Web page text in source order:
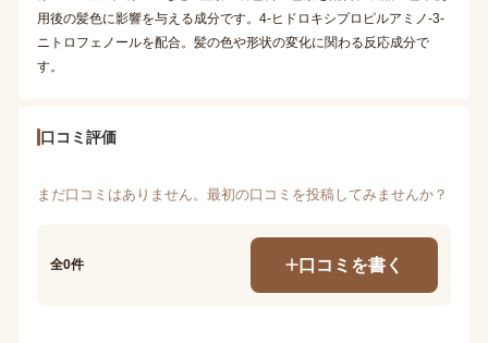
用後の髪色に影響を与える成分です。4-ヒドロキシプロピルアミノ-3-
ニトロフェノールを配合。髪の色や形状の変化に関わる反応成分で
す。
口コミ評価
まだ口コミはありません。最初の口コミを投稿してみませんか？
全0件 口コミを書く